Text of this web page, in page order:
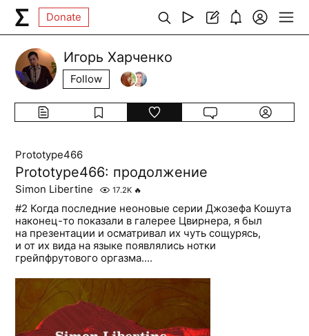
Donate
Игорь Харченко
Follow
Prototype466
Prototype466: продолжение
Simon Libertine 17.2K 🔥
#2 Когда последние неоновые серии Джозефа Кошута
наконец-то показали в галерее Цвирнера, я был
на презентации и осматривал их чуть сощурясь,
и от их вида на языке появлялись нотки
грейпфрутового оргазма....